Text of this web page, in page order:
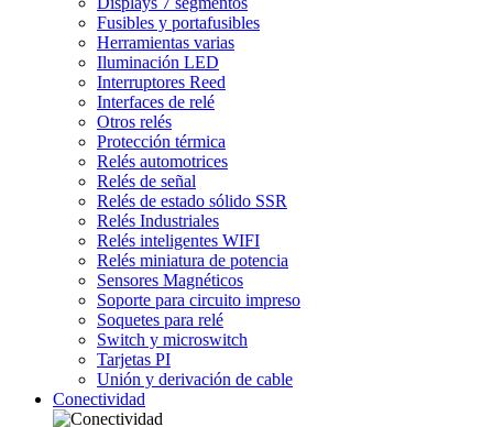
Fusibles y portafusibles
Herramientas varias
Iluminación LED
Interruptores Reed
Interfaces de relé
Otros relés
Protección térmica
Relés automotrices
Relés de señal
Relés de estado sólido SSR
Relés Industriales
Relés inteligentes WIFI
Relés miniatura de potencia
Sensores Magnéticos
Soporte para circuito impreso
Soquetes para relé
Switch y microswitch
Tarjetas PI
Unión y derivación de cable
Conectividad